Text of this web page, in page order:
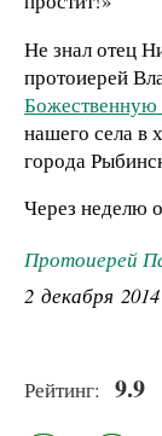
Не знал отец
протоиерей
нашего села в
города
Через неделю
Протоиерей
2 декабря
Рейтинг: 9.9